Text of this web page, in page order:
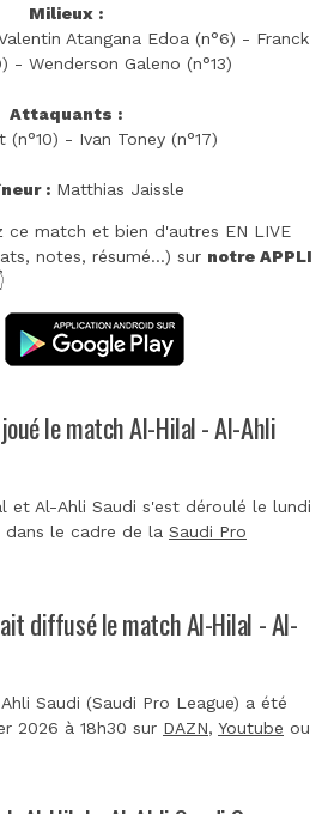
Milieux :
Atangana Edoa (n°6) - Franck
- Wenderson Galeno (n°13)
Attaquants :
(n°10) - Ivan Toney (n°17)
: Matthias Jaissle
match et bien d'autres EN LIVE
notes, résumé...) sur notre APPLI
le match Al-Hilal - Al-Ahli
et Al-Ahli Saudi s'est déroulé le lundi
dans le cadre de la Saudi Pro
diffusé le match Al-Hilal - Al-
Saudi (Saudi Pro League) a été
2026 à 18h30 sur DAZN, Youtube ou